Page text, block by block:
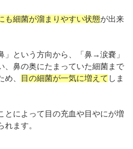
も細菌が溜まりやすい状態が出来
という方向から、「鼻→涙嚢」
、鼻の奥にたまっていた細菌まで
め、
目の細菌が一気に増えて しま
とによって目の充血や目やにが増
れます。